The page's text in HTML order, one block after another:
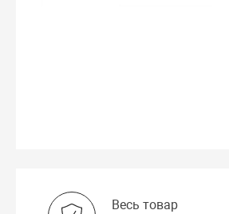
Весь товар